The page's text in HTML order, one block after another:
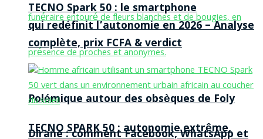
Polémique autour des obsèques de Foly
Dirane : comment Facebook, WhatsApp et
TECNO Spark 50 : le smartphone
qui redéfinit l’autonomie en 2026 – Analyse
complète, prix FCFA & verdict
TECNO SPARK 50 : autonomie extrême,